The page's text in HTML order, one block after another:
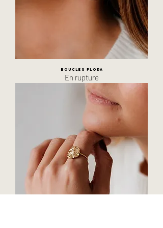
Boucles Flora
En rupture